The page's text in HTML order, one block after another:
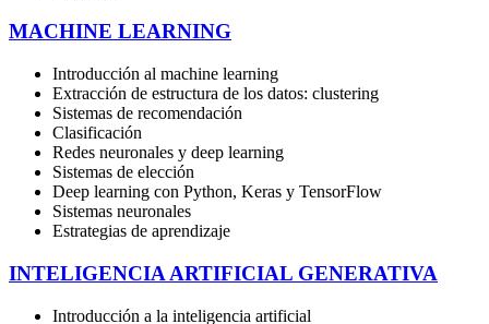
MACHINE LEARNING
Introducción al machine learning
Extracción de estructura de los datos: clustering
Sistemas de recomendación
Clasificación
Redes neuronales y deep learning
Sistemas de elección
Deep learning con Python, Keras y TensorFlow
Sistemas neuronales
Estrategias de aprendizaje
INTELIGENCIA ARTIFICIAL GENERATIVA
Introducción a la inteligencia artificial